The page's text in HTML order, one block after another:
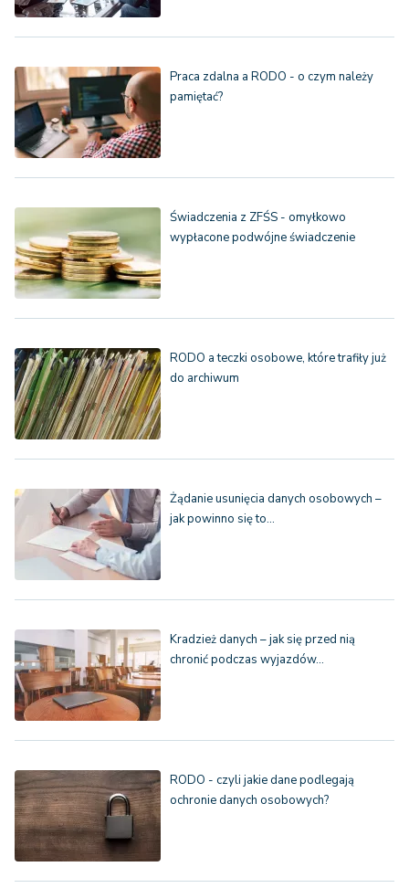
Praca zdalna a RODO - o czym należy
pamiętać?
Świadczenia z ZFŚS - omyłkowo
wypłacone podwójne świadczenie
RODO a teczki osobowe, które trafiły już
do archiwum
Żądanie usunięcia danych osobowych –
jak powinno się to…
Kradzież danych – jak się przed nią
chronić podczas wyjazdów…
RODO - czyli jakie dane podlegają
ochronie danych osobowych?